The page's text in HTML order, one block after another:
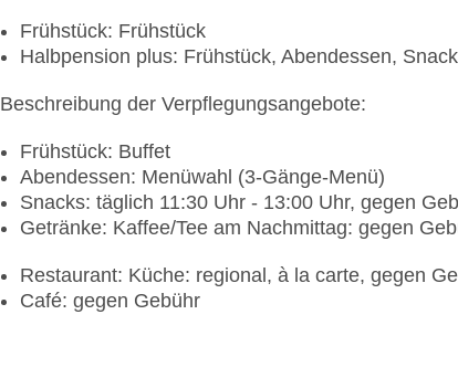
Frühstück: Frühstück
Halbpension plus: Frühstück, Abendessen,
Beschreibung der Verpflegungsangebote:
Frühstück: Buffet
Abendessen: Menüwahl (3-Gänge-Menü)
Snacks: täglich 11:30 Uhr - 13:00 Uhr, gegen
Getränke: Kaffee/Tee am Nachmittag: gegen
Restaurant: Küche: regional, à la carte, gegen
Café: gegen Gebühr